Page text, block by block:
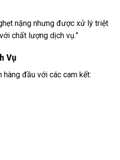
nặng nhưng được xử lý triệt
chất lượng dịch vụ.”
Vụ
đầu với các cam kết: